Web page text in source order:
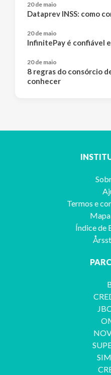
20 de maio
Dataprev INSS: como
20 de maio
InfinitePay é confiável
20 de maio
8 regras do consórcio
conhecer
Termos e
Índice de